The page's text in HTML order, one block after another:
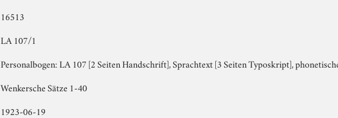
16513
LA 107/1
Personalbogen: LA 107 [2 Seiten Handschrift], Sprachtext [3 Seiten Typoskript],
Wenkersche Sätze 1-40
1923-06-19